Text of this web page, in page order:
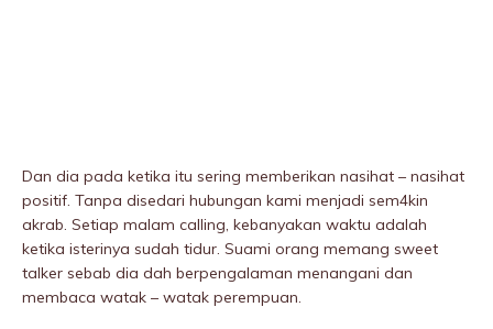
Dan dia pada ketika itu sering memberikan nasihat – nasihat
positif. Tanpa disedari hubungan kami menjadi sem4kin
akrab. Setiap malam calling, kebanyakan waktu adalah
ketika isterinya sudah tidur. Suami orang memang sweet
talker sebab dia dah berpengalaman menangani dan
membaca watak – watak perempuan.